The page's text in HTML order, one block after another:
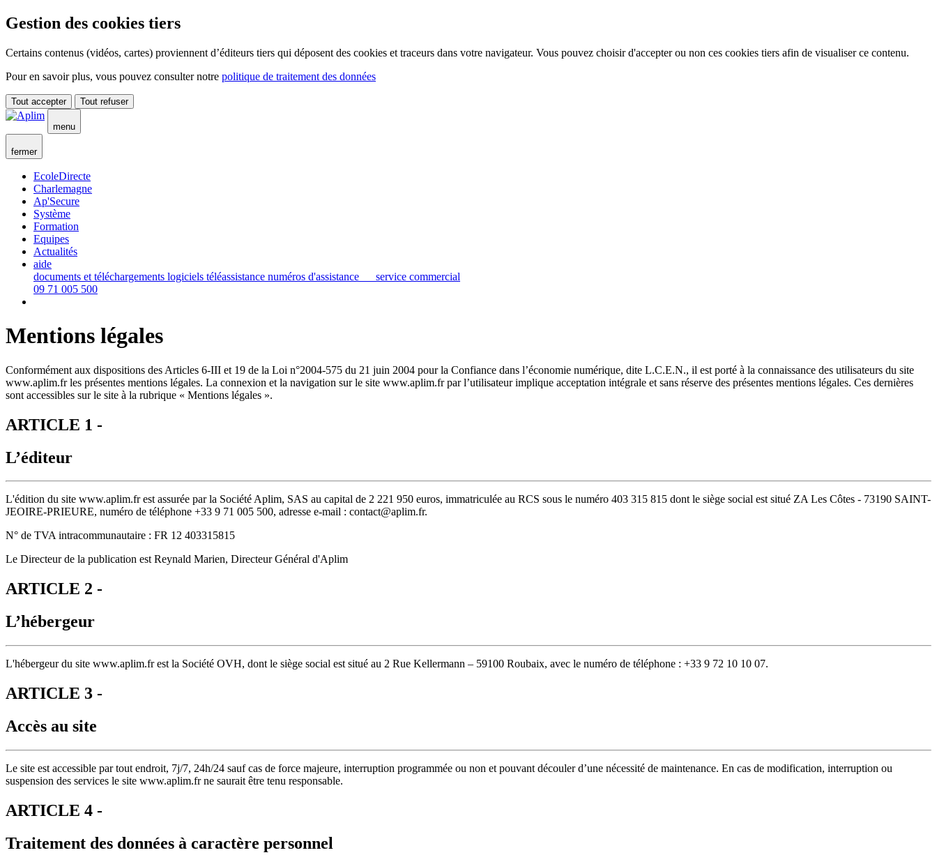
Gestion des cookies tiers
Certains contenus (vidéos, cartes) proviennent d’éditeurs tiers qui déposent des cookies et traceurs dans votre navigateur. Vous pouvez choisir d'accepter ou non ces cookies tiers afin de visualiser ce contenu.
Pour en savoir plus, vous pouvez consulter notre politique de traitement des données
Tout accepter Tout refuser
menu
fermer
EcoleDirecte
Charlemagne
Ap'Secure
Système
Formation
Equipes
Actualités
aide
documents et téléchargements logiciels téléassistance numéros d'assistance
service commercial
09 71 005 500
Mentions légales
Conformément aux dispositions des Articles 6-III et 19 de la Loi n°2004-575 du 21 juin 2004 pour la Confiance dans l’économie numérique, dite L.C.E.N., il est porté à la connaissance des utilisateurs du site
www.aplim.fr les présentes mentions légales. La connexion et la navigation sur le site www.aplim.fr par l’utilisateur implique acceptation intégrale et sans réserve des présentes mentions légales. Ces dernières
sont accessibles sur le site à la rubrique « Mentions légales ».
ARTICLE 1 -
L’éditeur
L'édition du site www.aplim.fr est assurée par la Société Aplim, SAS au capital de 2 221 950 euros, immatriculée au RCS sous le numéro 403 315 815 dont le siège social est situé ZA Les Côtes - 73190 SAINT-
JEOIRE-PRIEURE, numéro de téléphone +33 9 71 005 500, adresse e-mail : contact@aplim.fr.
N° de TVA intracommunautaire : FR 12 403315815
Le Directeur de la publication est Reynald Marien, Directeur Général d'Aplim
ARTICLE 2 -
L’hébergeur
L'hébergeur du site www.aplim.fr est la Société OVH, dont le siège social est situé au 2 Rue Kellermann – 59100 Roubaix, avec le numéro de téléphone : +33 9 72 10 10 07.
ARTICLE 3 -
Accès au site
Le site est accessible par tout endroit, 7j/7, 24h/24 sauf cas de force majeure, interruption programmée ou non et pouvant découler d’une nécessité de maintenance. En cas de modification, interruption ou
suspension des services le site www.aplim.fr ne saurait être tenu responsable.
ARTICLE 4 -
Traitement des données à caractère personnel